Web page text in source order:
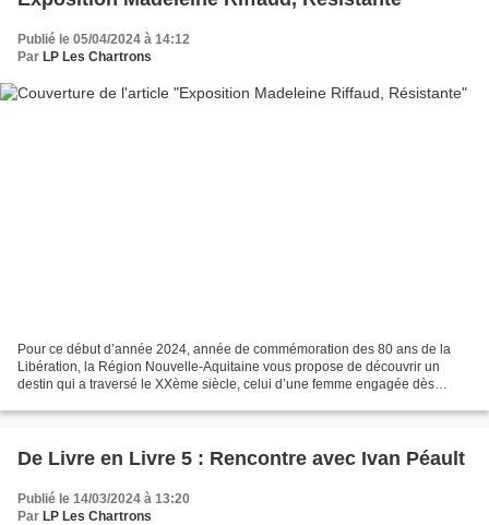
Publié le 05/04/2024 à 14:12
Par LP Les Chartrons
Pour ce début d’année 2024, année de commémoration des 80 ans de la
Libération, la Région Nouvelle-Aquitaine vous propose de découvrir un
destin qui a traversé le XXème siècle, celui d’une femme engagée dès
De Livre en Livre 5 : Rencontre avec Ivan Péault
Publié le 14/03/2024 à 13:20
Par LP Les Chartrons